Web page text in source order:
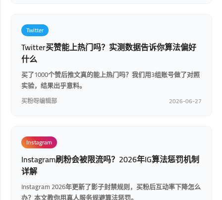
Twitter
Twitter买赞能上热门吗？实测数据告诉你算法偏好
什么
买了1000个赞后推文真的能上热门吗？我们用3组账号做了对照
实验，结果出乎意料。
买粉呀编辑部 2026-06-27
Instagram
Instagram刷粉会被限流吗？2026年IG算法惩罚机制
详解
Instagram 2026年更新了影子封禁规则，买粉后互动率下降怎么